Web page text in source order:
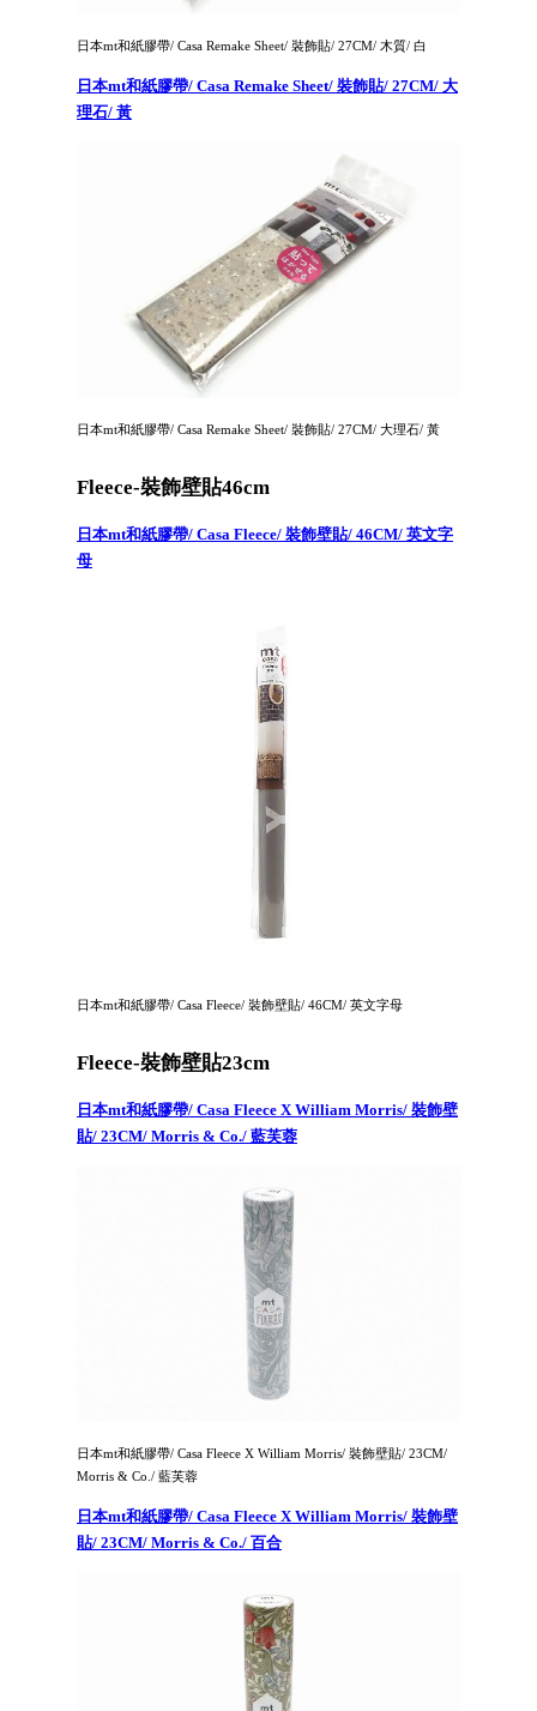
日本mt和紙膠帶/ Casa Remake Sheet/ 裝飾貼/ 27CM/ 木質/ 白
日本mt和紙膠帶/ Casa Remake Sheet/ 裝飾貼/ 27CM/ 大
理石/ 黃
日本mt和紙膠帶/ Casa Remake Sheet/ 裝飾貼/ 27CM/ 大理石/ 黃
Fleece-裝飾壁貼46cm
日本mt和紙膠帶/ Casa Fleece/ 裝飾壁貼/ 46CM/ 英文字
母
日本mt和紙膠帶/ Casa Fleece/ 裝飾壁貼/ 46CM/ 英文字母
Fleece-裝飾壁貼23cm
日本mt和紙膠帶/ Casa Fleece X William Morris/ 裝飾壁
貼/ 23CM/ Morris & Co./ 藍芙蓉
日本mt和紙膠帶/ Casa Fleece X William Morris/ 裝飾壁貼/ 23CM/
Morris & Co./ 藍芙蓉
日本mt和紙膠帶/ Casa Fleece X William Morris/ 裝飾壁
貼/ 23CM/ Morris & Co./ 百合